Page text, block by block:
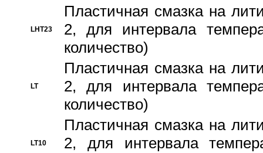
LHT23
Пластичная смазка на
2, для интервала
количество)
LT
Пластичная смазка на
2, для интервала
количество)
LT10
Пластичная смазка на
2, для интервала